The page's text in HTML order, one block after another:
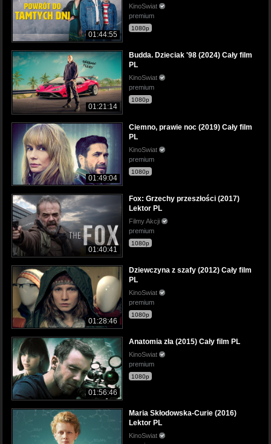
01:44:55
KinoSwiat
premium
1080p
01:21:14
Budda. Dzieciak '98 (2024) Cały film
PL
KinoSwiat
premium
1080p
01:49:04
Ciemno, prawie noc (2019) Cały film
PL
KinoSwiat
premium
1080p
01:40:41
Fox: Grzechy przeszłości (2017)
Lektor PL
Filmy Akcji
premium
1080p
01:28:46
Dziewczyna z szafy (2012) Cały film
PL
KinoSwiat
premium
1080p
01:56:46
Anatomia zła (2015) Cały film PL
KinoSwiat
premium
1080p
Maria Skłodowska-Curie (2016)
Lektor PL
KinoSwiat